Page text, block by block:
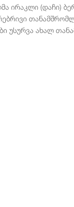
ირაკლი (დაჩი)
უსურვა ახალ